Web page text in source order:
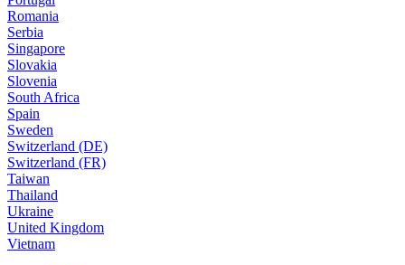
Romania
Serbia
Singapore
Slovakia
Slovenia
South Africa
Spain
Sweden
Switzerland (DE)
Switzerland (FR)
Taiwan
Thailand
Ukraine
United Kingdom
Vietnam